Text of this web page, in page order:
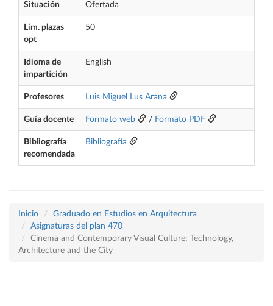
Situación Ofertada
Lím. plazas
opt
50
Idioma de
impartición
English
Profesores Luis Miguel Lus Arana
Guía docente Formato web / Formato PDF
Bibliografía
recomendada
Bibliografía
Inicio
Graduado en Estudios en Arquitectura
Asignaturas del plan 470
Cinema and Contemporary Visual Culture: Technology,
Architecture and the City